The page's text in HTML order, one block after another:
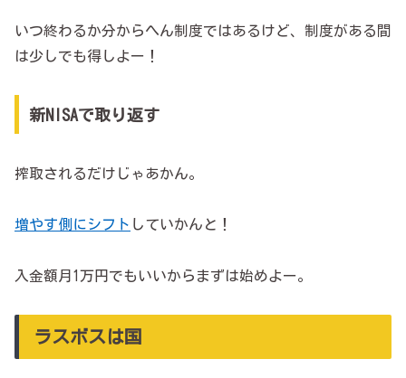
いつ終わるか分からへん制度ではあるけど、制度がある間
は少しでも得しよー！
新NISAで取り返す
搾取されるだけじゃあかん。
増やす側にシフト していかんと！
入金額月1万円でもいいからまずは始めよー。
ラスボスは国